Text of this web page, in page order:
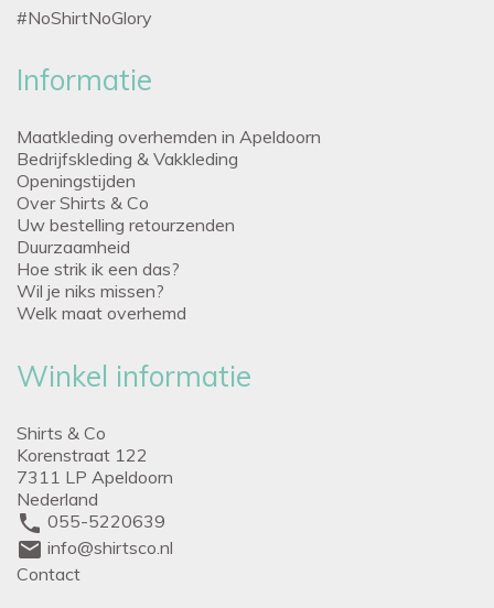
#NoShirtNoGlory
Informatie
Maatkleding overhemden in Apeldoorn
Bedrijfskleding & Vakkleding
Openingstijden
Over Shirts & Co
Uw bestelling retourzenden
Duurzaamheid
Hoe strik ik een das?
Wil je niks missen?
Welk maat overhemd
Winkel informatie
Shirts & Co
Korenstraat 122
7311 LP Apeldoorn
Nederland
phone 055-5220639
mail info@shirtsco.nl
Contact